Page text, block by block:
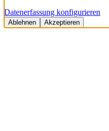
Datenerfassung konfigurieren
Ablehnen Akzeptieren